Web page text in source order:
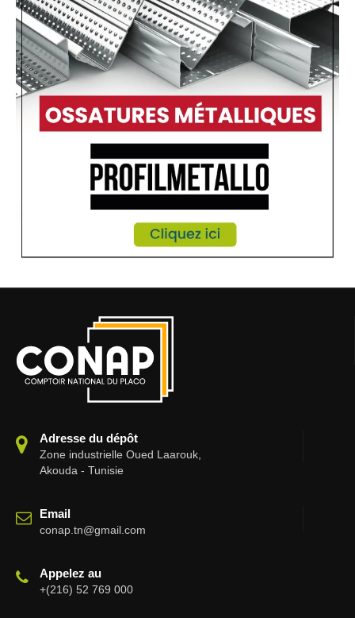
Adresse du dépôt
Zone industrielle Oued Laarouk,
Akouda - Tunisie
Email
conap.tn@gmail.com
Appelez au
+(216) 52 769 000